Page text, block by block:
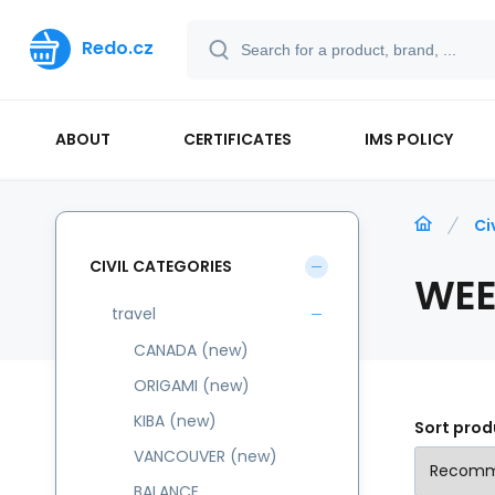
Redo.cz
ABOUT CERTIFICATES IMS POLICY
Sort
CIVIL CATEGORIES
travel
CANADA (new)
ORIGAMI (new)
KIBA (new)
VANCOUVER (new)